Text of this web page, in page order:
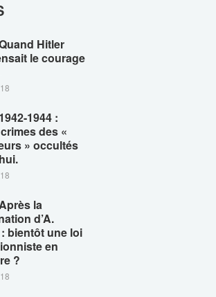
Hitler
le courage
1944 :
des «
» occultés
la
d’A.
bientôt une loi
en
?